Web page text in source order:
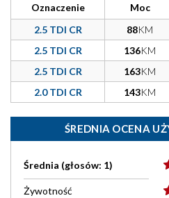
Oznaczenie Moc
2.5 TDI CR
88KM
2.5 TDI CR
136KM
2.5 TDI CR
163KM
2.0 TDI CR
143KM
ŚREDNIA OCENA
Średnia (głosów: 1)
Żywotność